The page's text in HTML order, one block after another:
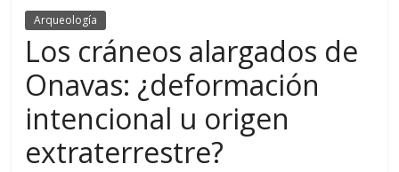
Arqueología
Los cráneos alargados de
Onavas: ¿deformación
intencional u origen
extraterrestre?